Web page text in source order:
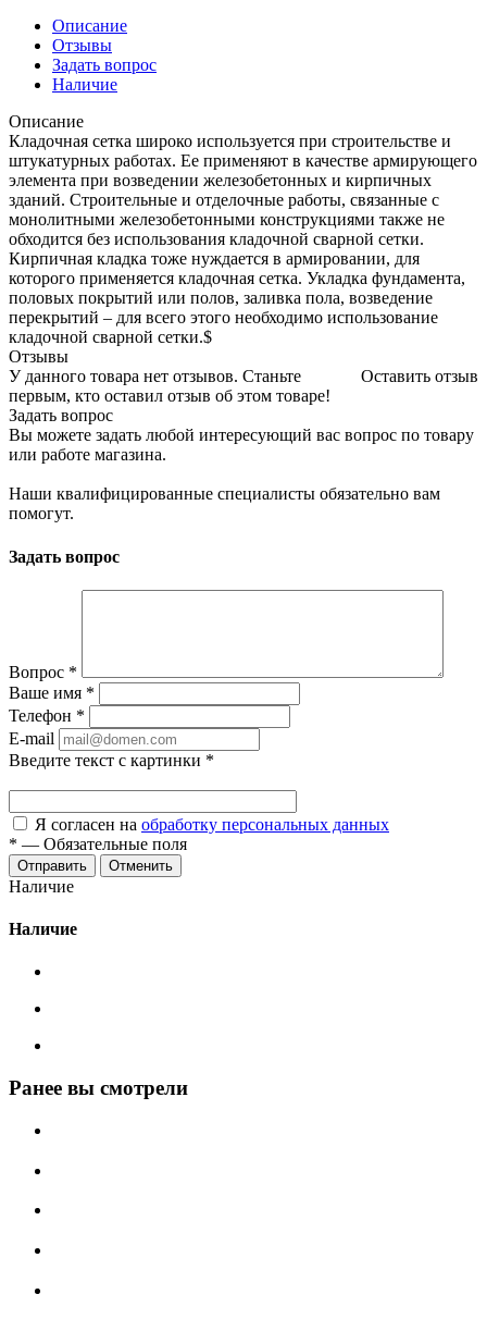
Описание
Отзывы
Задать вопрос
Наличие
Описание
Кладочная сетка широко используется при строительстве и
штукатурных работах. Ее применяют в качестве армирующего
элемента при возведении железобетонных и кирпичных
зданий. Строительные и отделочные работы, связанные с
монолитными железобетонными конструкциями также не
обходится без использования кладочной сварной сетки.
Кирпичная кладка тоже нуждается в армировании, для
которого применяется кладочная сетка. Укладка фундамента,
половых покрытий или полов, заливка пола, возведение
перекрытий – для всего этого необходимо использование
кладочной сварной сетки.$
Отзывы
Оставить отзыв
У данного товара нет отзывов. Станьте
первым, кто оставил отзыв об этом товаре!
Задать вопрос
Вы можете задать любой интересующий вас вопрос по товару
или работе магазина.
Наши квалифицированные специалисты обязательно вам
помогут.
Задать вопрос
Вопрос *
Ваше имя *
Телефон *
E-mail
Введите текст с картинки *
Я согласен на обработку персональных данных
* — Обязательные поля
Отменить
Наличие
Наличие
Ранее вы смотрели